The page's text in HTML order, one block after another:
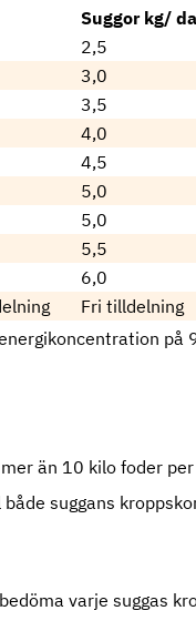
Suggor kg/
2,5
3,0
3,5
4,0
4,5
5,0
5,0
5,5
6,0
Fri tilldelning
på
än 10 kilo foder
suggans
varje suggas